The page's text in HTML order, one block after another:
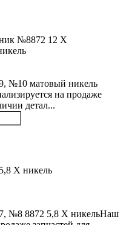
№10 матовый никель
на продаже
детал...
№8 8872 5,8 Х никельНаш